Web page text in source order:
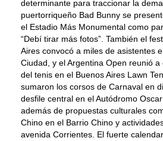
determinante para traccionar la
puertorriqueño Bad Bunny se
el Estadio Más Monumental como
“Debí tirar más fotos”. También el
Aires convocó a miles de asistentes
Ciudad, y el Argentina Open reunió
del tenis en el Buenos Aires Lawn
sumaron los corsos de Carnaval en
desfile central en el Autódromo
además de propuestas culturales
Chino en el Barrio Chino y
avenida Corrientes. El fuerte